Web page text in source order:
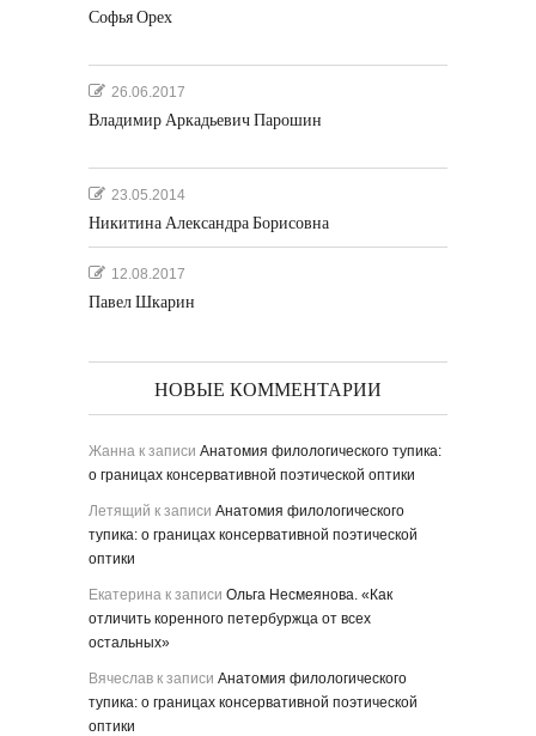
Софья Орех
26.06.2017
Владимир Аркадьевич Парошин
23.05.2014
Никитина Александра Борисовна
12.08.2017
Павел Шкарин
НОВЫЕ КОММЕНТАРИИ
Жанна к записи Анатомия филологического тупика:
о границах консервативной поэтической оптики
Летящий к записи Анатомия филологического
тупика: о границах консервативной поэтической
оптики
Екатерина к записи Ольга Несмеянова. «Как
отличить коренного петербуржца от всех
остальных»
Вячеслав к записи Анатомия филологического
тупика: о границах консервативной поэтической
оптики